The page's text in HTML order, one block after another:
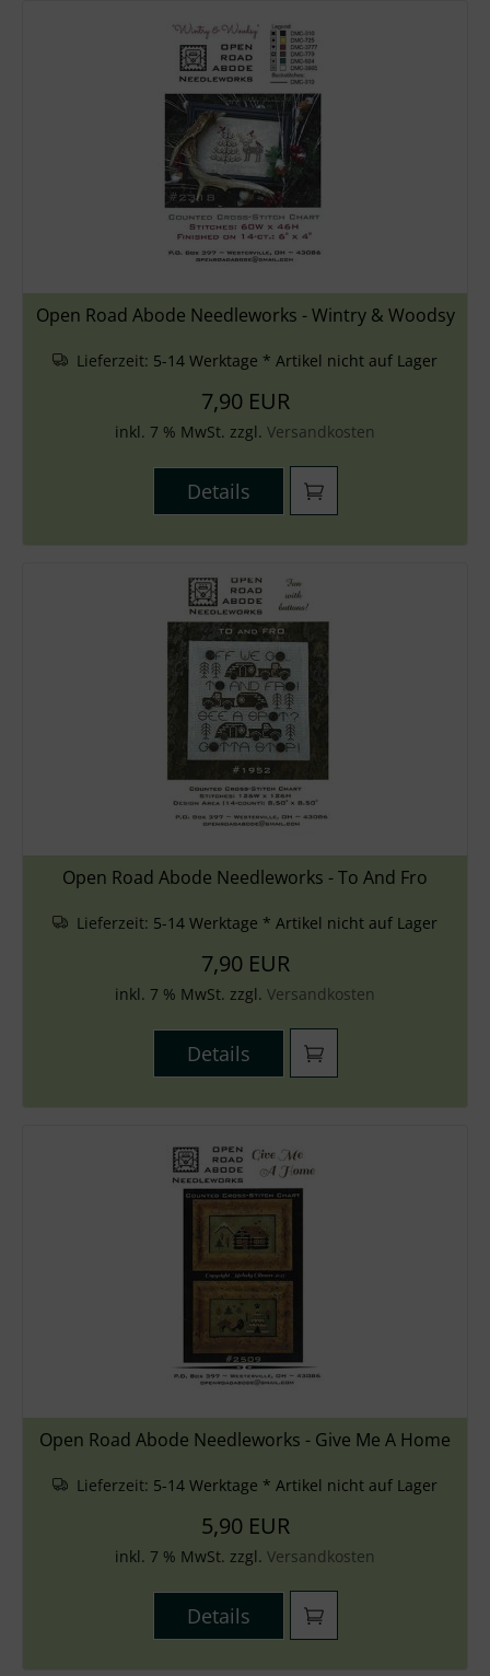
Open Road Abode Needleworks - Wintry & Woodsy
Lieferzeit: 5-14 Werktage * Artikel nicht auf Lager
7,90 EUR
inkl. 7 % MwSt. zzgl. Versandkosten
Details
Open Road Abode Needleworks - To And Fro
Lieferzeit: 5-14 Werktage * Artikel nicht auf Lager
7,90 EUR
inkl. 7 % MwSt. zzgl. Versandkosten
Details
Open Road Abode Needleworks - Give Me A Home
Lieferzeit: 5-14 Werktage * Artikel nicht auf Lager
5,90 EUR
inkl. 7 % MwSt. zzgl. Versandkosten
Details